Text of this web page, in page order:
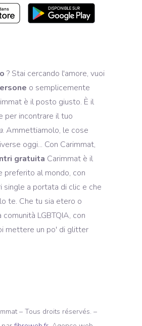
? Stai cercando l'amore, vuoi
o semplicemente
è il posto giusto. È il
per incontrare il tuo
. Ammettiamolo, le cose
oggi... Con Carimmat,
gratuita Carimmat è il
preferito al mondo, con
single a portata di clic e che
te. Che tu sia etero o
LGBTQIA, con
mettere un po' di glitter
– Tous droits réservés. –